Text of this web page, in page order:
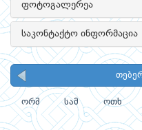
ფოტოგალერეა
საკონტაქტო ინფორმაცია
ორშ სამ ოთხ